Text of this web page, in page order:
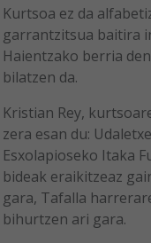
Kurtsoa ez da
garrantzitsua baitira
Haientzako berria
bilatzen da.
Kristian Rey,
zera esan du:
Esxolapioseko Itaka
bideak eraikitzeaz
gara, Tafalla
bihurtzen ari gara.